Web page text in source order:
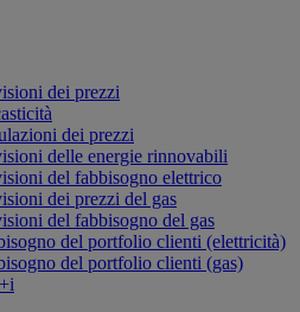
dei prezzi
dei prezzi
delle energie rinnovabili
del fabbisogno elettrico
dei prezzi del gas
del fabbisogno del gas
del portfolio clienti (elettricità)
del portfolio clienti (gas)